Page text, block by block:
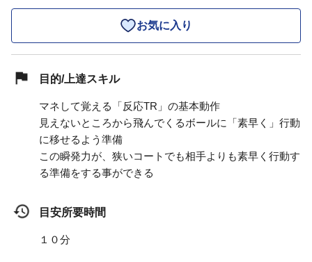
お気に入り
目的/上達スキル
マネして覚える「反応TR」の基本動作
見えないところから飛んでくるボールに「素早く」行動
に移せるよう準備
この瞬発力が、狭いコートでも相手よりも素早く行動す
る準備をする事ができる
目安所要時間
１０分